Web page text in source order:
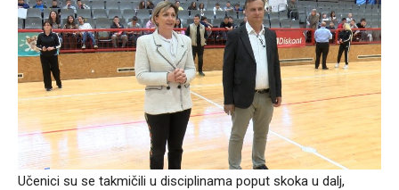
Učenici su se takmičili u disciplinama poput skoka u dalj,